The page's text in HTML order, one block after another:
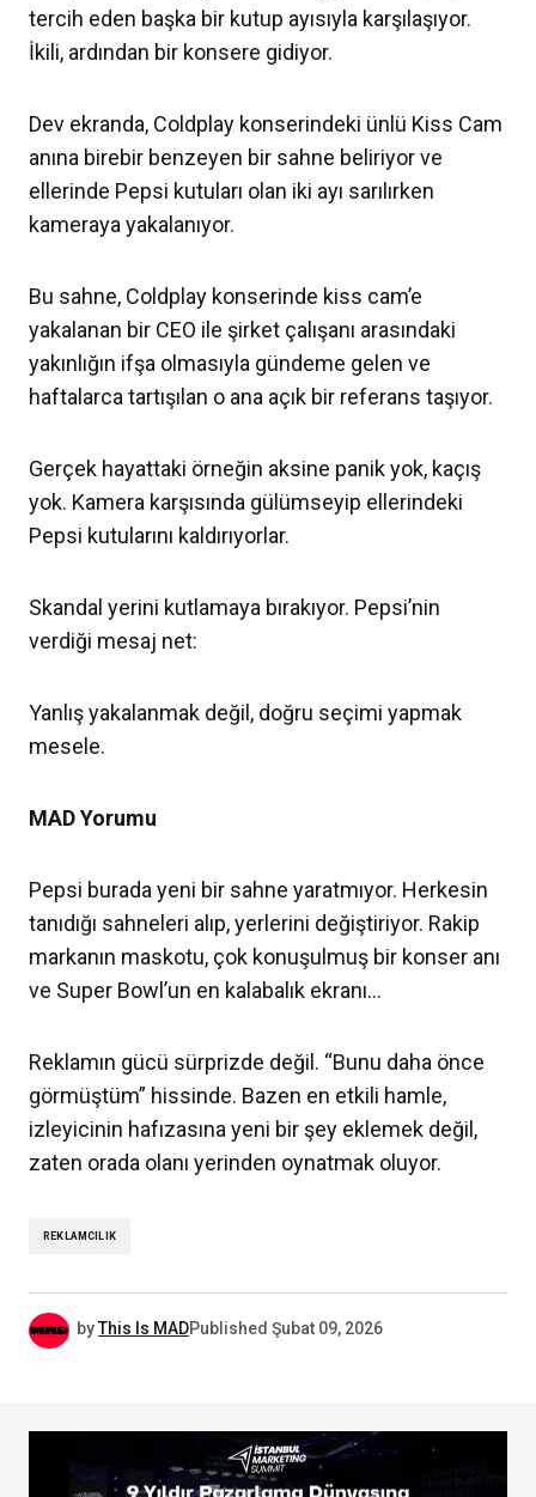
tercih eden başka bir kutup ayısıyla karşılaşıyor.
İkili, ardından bir konsere gidiyor.
Dev ekranda, Coldplay konserindeki ünlü Kiss Cam
anına birebir benzeyen bir sahne beliriyor ve
ellerinde Pepsi kutuları olan iki ayı sarılırken
kameraya yakalanıyor.
Bu sahne, Coldplay konserinde kiss cam’e
yakalanan bir CEO ile şirket çalışanı arasındaki
yakınlığın ifşa olmasıyla gündeme gelen ve
haftalarca tartışılan o ana açık bir referans taşıyor.
Gerçek hayattaki örneğin aksine panik yok, kaçış
yok. Kamera karşısında gülümseyip ellerindeki
Pepsi kutularını kaldırıyorlar.
Skandal yerini kutlamaya bırakıyor. Pepsi’nin
verdiği mesaj net:
Yanlış yakalanmak değil, doğru seçimi yapmak
mesele.
MAD Yorumu
Pepsi burada yeni bir sahne yaratmıyor. Herkesin
tanıdığı sahneleri alıp, yerlerini değiştiriyor. Rakip
markanın maskotu, çok konuşulmuş bir konser anı
ve Super Bowl’un en kalabalık ekranı…
Reklamın gücü sürprizde değil. “Bunu daha önce
görmüştüm” hissinde. Bazen en etkili hamle,
izleyicinin hafızasına yeni bir şey eklemek değil,
zaten orada olanı yerinden oynatmak oluyor.
REKLAMCILIK
byThis Is MADPublished Şubat 09, 2026